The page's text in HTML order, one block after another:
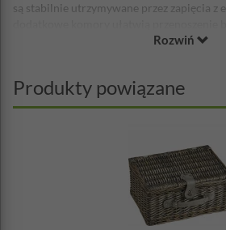
są stabilnie utrzymywane przez zapięcia z
Wymiary: 46 x 31 cm
Wysokość: 26 cm
Wyposażenie:
łyżka - 2 sztuki
kieliszek szklany - 2 sztuki
talerz ceramiczny - 2 sztuki
torebka termiczna
Rozwiń
Produkty powiązane